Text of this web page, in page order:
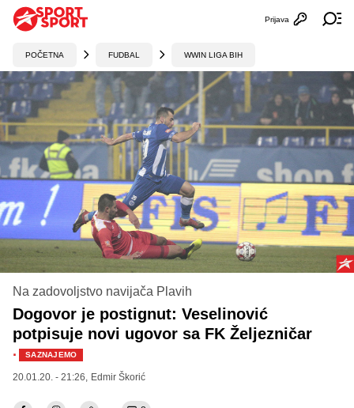
Otvori
Prijava
POČETNA FUDBAL WWIN LIGA BIH
Na zadovoljstvo navijača Plavih
Dogovor je postignut: Veselinović
potpisuje novi ugovor sa FK Željezničar
· SAZNAJEMO
20.01.20. - 21:26, Edmir Škorić